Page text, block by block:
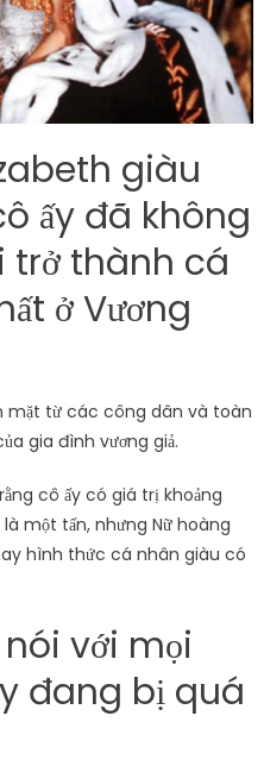
giàu
ấy đã không
trở thành cá
ở Vương
mặt từ các công dân và toàn
gia đình vương giả.
cô ấy có giá trị khoảng
là một tấn, nhưng Nữ hoàng
hình thức cá nhân giàu có
với mọi
đang bị quá